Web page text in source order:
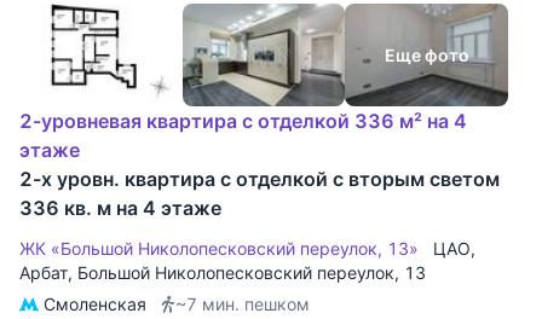
Еще фото
2-уровневая квартира с отделкой 336 м² на 4
этаже
2-х уровн. квартира с отделкой с вторым светом
336 кв. м на 4 этаже
ЖК «Большой Николопесковский переулок, 13» ЦАО,
Арбат, Большой Николопесковский переулок, 13
Смоленская
~7 мин. пешком